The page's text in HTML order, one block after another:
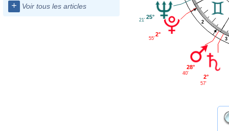
+ Voir tous les articles
2
3
25°
21'
2°
55'
28°
40'
2°
57'